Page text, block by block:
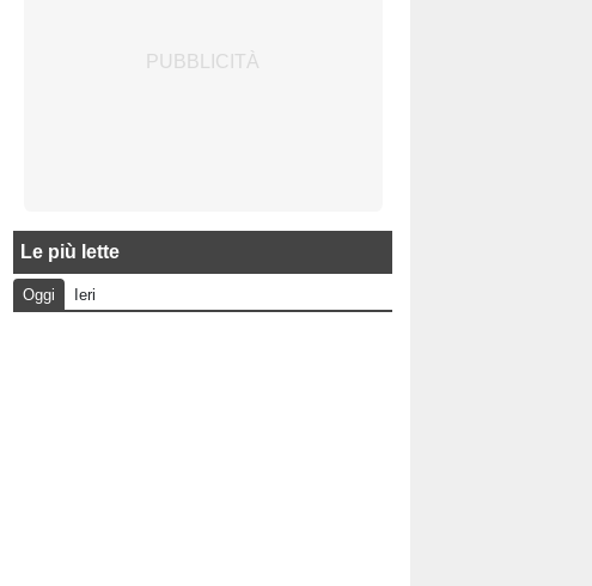
Le più lette
Oggi Ieri